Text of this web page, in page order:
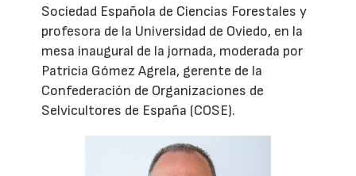
Sociedad Española de Ciencias Forestales y
profesora de la Universidad de Oviedo, en la
mesa inaugural de la jornada, moderada por
Patricia Gómez Agrela, gerente de la
Confederación de Organizaciones de
Selvicultores de España (COSE).